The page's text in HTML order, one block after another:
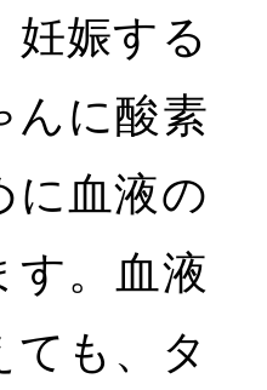
妊娠する
んに酸素
に血液の
す。血液
ても、タ